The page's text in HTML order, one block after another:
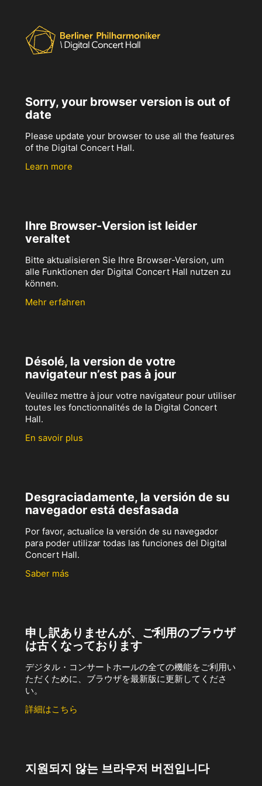
Sorry, your browser version is out of
date
Please update your browser to use all the features
of the Digital Concert Hall.
Learn more
Ihre Browser-Version ist leider
veraltet
Bitte aktualisieren Sie Ihre Browser-Version, um
alle Funktionen der Digital Concert Hall nutzen zu
können.
Mehr erfahren
Désolé, la version de votre
navigateur n’est pas à jour
Veuillez mettre à jour votre navigateur pour utiliser
toutes les fonctionnalités de la Digital Concert
Hall.
En savoir plus
Desgraciadamente, la versión de su
navegador está desfasada
Por favor, actualice la versión de su navegador
para poder utilizar todas las funciones del Digital
Concert Hall.
Saber más
申し訳ありませんが、ご利用のブラウザ
は古くなっております
デジタル・コンサートホールの全ての機能をご利用い
ただくために、ブラウザを最新版に更新してくださ
い。
詳細はこちら
지원되지 않는 브라우저 버전입니다